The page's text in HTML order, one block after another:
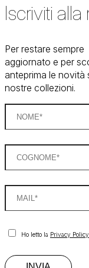
Iscriviti alla
Per restare sempre
aggiornato e per
anteprima le novità
nostre collezioni.
Ho letto la Privacy Policy